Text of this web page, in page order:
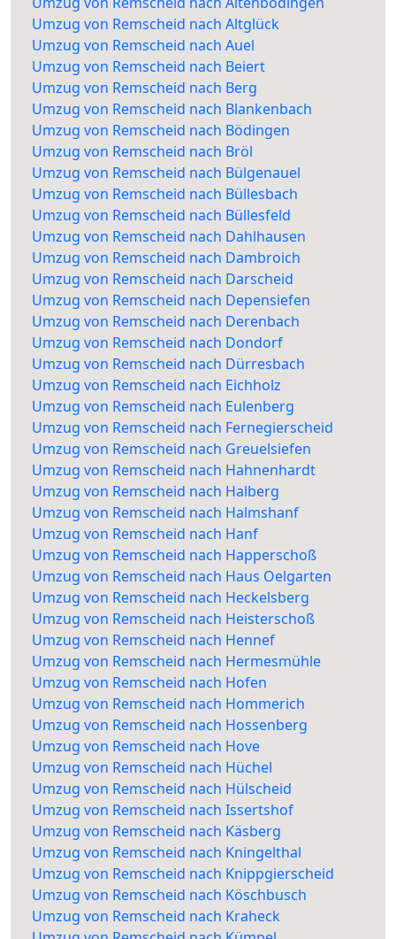
Umzug von Remscheid nach Altglück
Umzug von Remscheid nach Auel
Umzug von Remscheid nach Beiert
Umzug von Remscheid nach Berg
Umzug von Remscheid nach Blankenbach
Umzug von Remscheid nach Bödingen
Umzug von Remscheid nach Bröl
Umzug von Remscheid nach Bülgenauel
Umzug von Remscheid nach Büllesbach
Umzug von Remscheid nach Büllesfeld
Umzug von Remscheid nach Dahlhausen
Umzug von Remscheid nach Dambroich
Umzug von Remscheid nach Darscheid
Umzug von Remscheid nach Depensiefen
Umzug von Remscheid nach Derenbach
Umzug von Remscheid nach Dondorf
Umzug von Remscheid nach Dürresbach
Umzug von Remscheid nach Eichholz
Umzug von Remscheid nach Eulenberg
Umzug von Remscheid nach Fernegierscheid
Umzug von Remscheid nach Greuelsiefen
Umzug von Remscheid nach Hahnenhardt
Umzug von Remscheid nach Halberg
Umzug von Remscheid nach Halmshanf
Umzug von Remscheid nach Hanf
Umzug von Remscheid nach Happerschoß
Umzug von Remscheid nach Haus Oelgarten
Umzug von Remscheid nach Heckelsberg
Umzug von Remscheid nach Heisterschoß
Umzug von Remscheid nach Hennef
Umzug von Remscheid nach Hermesmühle
Umzug von Remscheid nach Hofen
Umzug von Remscheid nach Hommerich
Umzug von Remscheid nach Hossenberg
Umzug von Remscheid nach Hove
Umzug von Remscheid nach Hüchel
Umzug von Remscheid nach Hülscheid
Umzug von Remscheid nach Issertshof
Umzug von Remscheid nach Käsberg
Umzug von Remscheid nach Kningelthal
Umzug von Remscheid nach Knippgierscheid
Umzug von Remscheid nach Köschbusch
Umzug von Remscheid nach Kraheck